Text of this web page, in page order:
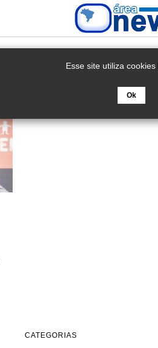
CATEGORIAS
Esse site utiliza cookies
Ok